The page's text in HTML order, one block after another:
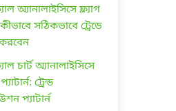
অ্যানালাইসিসে ফ্ল্যাগ
কীভাবে সঠিকভাবে ট্রেডে
চার্ট অ্যানালাইসিসে
ট্রেন্ড
প্যাটার্ন